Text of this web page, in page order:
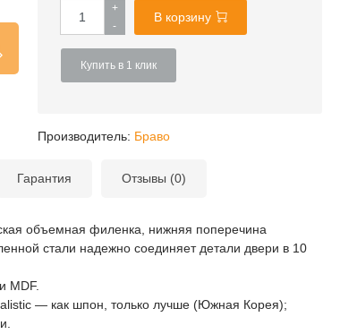
+
-
В корзину
Купить в 1 клик
Производитель: Браво
Гарантия Отзывы (0)
объемная филенка, нижняя поперечина
стали надежно соединяет детали двери в 10
MDF.
— как шпон, только лучше (Южная Корея);